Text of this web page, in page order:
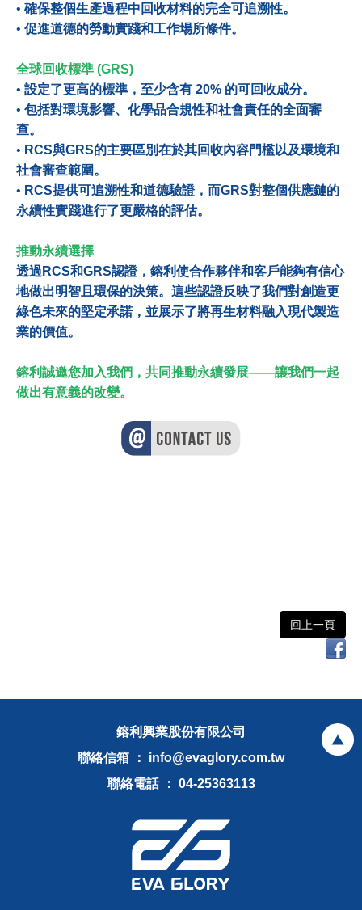
• 確保整個生產過程中回收材料的完全可追溯性。
• 促進道德的勞動實踐和工作場所條件。
全球回收標準 (GRS)
• 設定了更高的標準，至少含有 20% 的可回收成分。
• 包括對環境影響、化學品合規性和社會責任的全面審
查。
• RCS與GRS的主要區別在於其回收內容門檻以及環境和
社會審查範圍。
• RCS提供可追溯性和道德驗證，而GRS對整個供應鏈的
永續性實踐進行了更嚴格的評估。
推動永續選擇
透過RCS和GRS認證，鎔利使合作夥伴和客戶能夠有信心
地做出明智且環保的決策。這些認證反映了我們對創造更
綠色未來的堅定承諾，並展示了將再生材料融入現代製造
業的價值。
鎔利誠邀您加入我們，共同推動永續發展——讓我們一起
做出有意義的改變。
回上一頁
鎔利興業股份有限公司
聯絡信箱 ： info@evaglory.com.tw
聯絡電話 ： 04-25363113